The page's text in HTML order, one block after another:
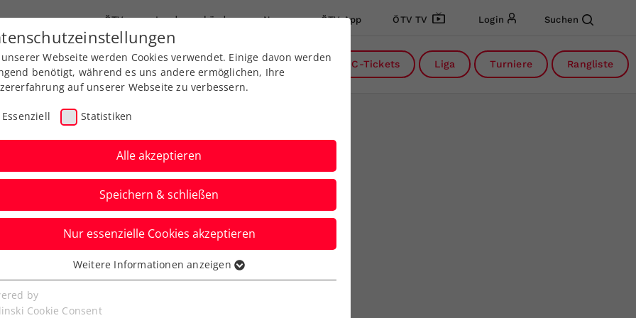
ÖTV Landesverbände News ÖTV App ÖTV TV Login Suchen
Ausbildung Services Über uns FAQ DC-Tickets Liga Turniere Rangliste
Cup Team
erhobenen Hauptes
Webseite werden Cookies verwendet. Einige davon werden
benötigt, während es uns andere ermöglichen, Ihre
auf unserer Webseite zu verbessern.
Essenziell Statistiken
Alle akzeptieren
Speichern & schließen
Nur essenzielle Cookies akzeptieren
Cookies werden für grundlegende Funktionen der
benötigt. Dadurch ist gewährleistet, dass die Webseite
Weitere Informationen anzeigen
by
Cookie Consent